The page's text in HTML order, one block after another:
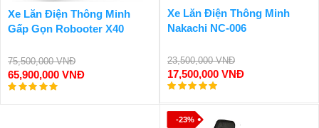
Xe Lăn Điện Thông Minh
Gấp Gọn Robooter X40
75,500,000 VNĐ
65,900,000 VNĐ
Xe Lăn Điện Thông Minh
Nakachi NC-006
23,500,000 VNĐ
17,500,000 VNĐ
-23%